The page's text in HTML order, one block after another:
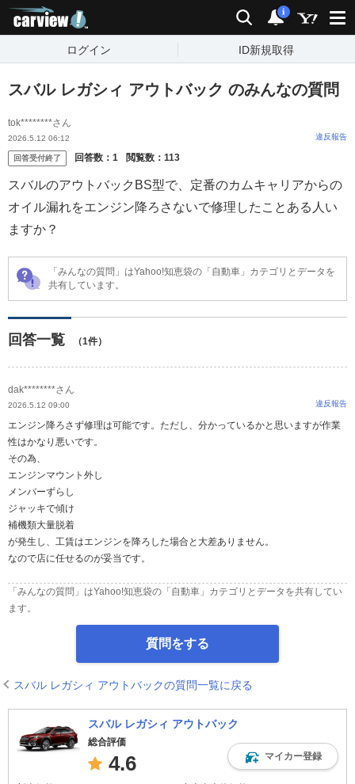
検索 通知
i
ログイン ID新規取得
スバル レガシィ アウトバック のみんなの質問
tok********さん
2026.5.12 06:12 違反報告
回答受付終了 回答数： 1 閲覧数： 113
スバルのアウトバックBS型で、定番のカムキャリアからの
オイル漏れをエンジン降ろさないで修理したことある人い
ますか？
「みんなの質問」はYahoo!知恵袋の「自動車」カテゴリとデータを
共有しています。
回答一覧 （1件）
dak********さん
2026.5.12 09:00 違反報告
エンジン降ろさず修理は可能です。ただし、分かっているかと思いますが作業
性はかなり悪いです。
その為、
エンジンマウント外し
メンバーずらし
ジャッキで傾け
補機類大量脱着
が発生し、工賃はエンジンを降ろした場合と大差ありません。
なので店に任せるのが妥当です。
「みんなの質問」はYahoo!知恵袋の「自動車」カテゴリとデータを共有してい
ます。
質問をする
スバル レガシィ アウトバックの質問一覧に戻る
スバル レガシィ アウトバック
総合評価
4.6 マイカー登録